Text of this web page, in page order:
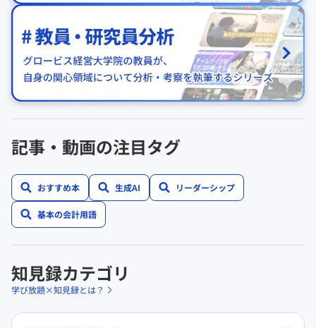
記事・動画の注目タグ
おすすめ本 生成AI リーダーシップ
基本の会計用語
知見録カテゴリ
学び放題×知見録とは？